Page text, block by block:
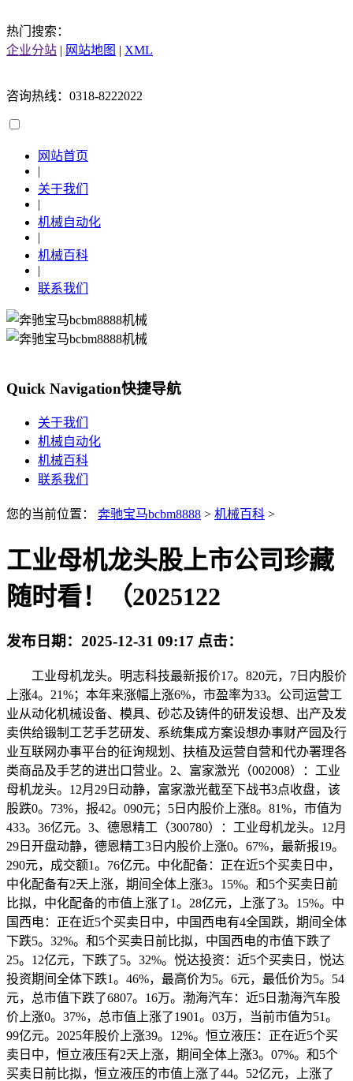
热门搜索：
企业分站 | 网站地图 | XML
咨询热线：0318-8222022
网站首页
|
关于我们
|
机械自动化
|
机械百科
|
联系我们
Quick Navigation快捷导航
关于我们
机械自动化
机械百科
联系我们
您的当前位置： 奔驰宝马bcbm8888 > 机械百科 >
工业母机龙头股上市公司珍藏
随时看！（2025122
发布日期： 2025-12-31 09:17 点击：
工业母机龙头。明志科技最新报价17。820元，7日内股价
上涨4。21%；本年来涨幅上涨6%，市盈率为33。公司运营工
业从动化机械设备、模具、砂芯及铸件的研发设想、出产及发
卖供给锻制工艺手艺研发、系统集成方案设想办事财产园及行
业互联网办事平台的征询规划、扶植及运营自营和代办署理各
类商品及手艺的进出口营业。2、富家激光（002008）：工业
母机龙头。12月29日动静，富家激光截至下战书3点收盘，该
股跌0。73%，报42。090元；5日内股价上涨8。81%，市值为
433。36亿元。3、德恩精工（300780）：工业母机龙头。12月
29日开盘动静，德恩精工3日内股价上涨0。67%，最新报19。
290元，成交额1。76亿元。中化配备：正在近5个买卖日中，
中化配备有2天上涨，期间全体上涨3。15%。和5个买卖日前
比拟，中化配备的市值上涨了1。28亿元，上涨了3。15%。中
国西电：正在近5个买卖日中，中国西电有4全国跌，期间全体
下跌5。32%。和5个买卖日前比拟，中国西电的市值下跌了
25。12亿元，下跌了5。32%。悦达投资：近5个买卖日，悦达
投资期间全体下跌1。46%，最高价为5。6元，最低价为5。54
元，总市值下跌了6807。16万。渤海汽车：近5日渤海汽车股
价上涨0。37%，总市值上涨了1901。03万，当前市值为51。
99亿元。2025年股价上涨39。12%。恒立液压：正在近5个买
卖日中，恒立液压有2天上涨，期间全体上涨3。07%。和5个
买卖日前比拟，恒立液压的市值上涨了44。52亿元，上涨了